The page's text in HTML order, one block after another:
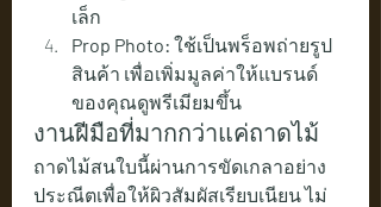
เล็ก
Prop Photo: ใช้เป็นพร็อพถ่ายรูป
สินค้า เพื่อเพิ่มมูลค่าให้แบรนด์
ของคุณดูพรีเมียมขึ้น
งานฝีมือที่มากกว่าแค่ถาดไม้
ถาดไม้สนใบนี้ผ่านการขัดเกลาอย่าง
ประณีตเพื่อให้ผิวสัมผัสเรียบเนียน ไม่